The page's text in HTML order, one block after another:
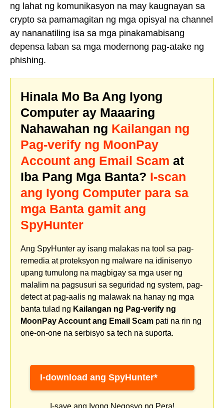
ng lahat ng komunikasyon na may kaugnayan sa
crypto sa pamamagitan ng mga opisyal na channel
ay nananatiling isa sa mga pinakamabisang
depensa laban sa mga modernong pag-atake ng
phishing.
Hinala Mo Ba Ang Iyong
Computer ay Maaaring
Nahawahan ng Kailangan ng
Pag-verify ng MoonPay
Account ang Email Scam at
Iba Pang Mga Banta? I-scan
ang Iyong Computer para sa
mga Banta gamit ang
SpyHunter
Ang SpyHunter ay isang malakas na tool sa pag-
remedia at proteksyon ng malware na idinisenyo
upang tumulong na magbigay sa mga user ng
malalim na pagsusuri sa seguridad ng system, pag-
detect at pag-aalis ng malawak na hanay ng mga
banta tulad ng Kailangan ng Pag-verify ng
MoonPay Account ang Email Scam pati na rin ng
one-on-one na serbisyo sa tech na suporta.
I-download ang SpyHunter*
I-save ang Iyong Negosyo ng Pera!